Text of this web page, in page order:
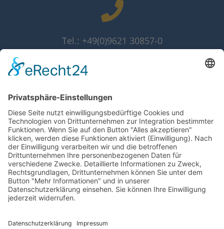
Tel.: +49(0)9621 30857-0
Fax: +49(0)9621 30857-10
info@grammer-solar.de
www.grammer-solar.com
Datenschutzerklärung